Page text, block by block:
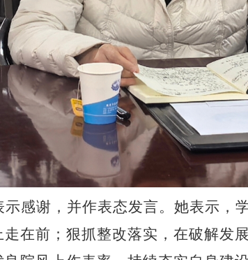
示感谢，并作表态发言。她表示，
在前 ； 狠抓整改落实，在破解发